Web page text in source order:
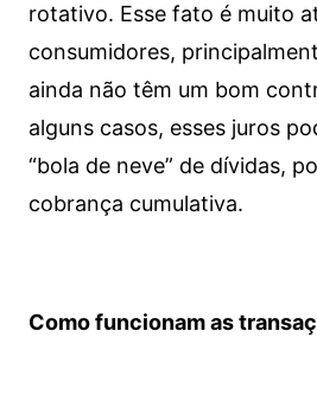
rotativo. Esse fato é muito
consumidores,
ainda não têm um bom
alguns casos, esses juros
“bola de neve” de dívidas,
cobrança cumulativa.
Como funcionam as